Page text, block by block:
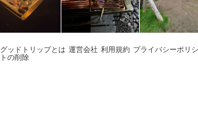
グッドトリップとは 運営会社 利用規約 プライバシーポリ
トの削除